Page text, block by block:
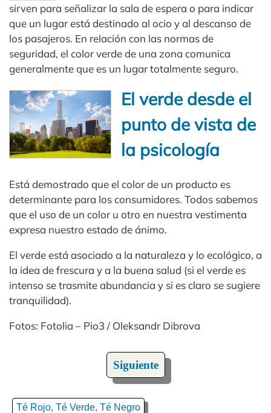
sirven para señalizar la sala de espera o para indicar
que un lugar está destinado al ocio y al descanso de
los pasajeros. En relación con las normas de
seguridad, el color verde de una zona comunica
generalmente que es un lugar totalmente seguro.
El verde desde el
punto de vista de
la psicología
Está demostrado que el color de un producto es
determinante para los consumidores. Todos sabemos
que el uso de un color u otro en nuestra vestimenta
expresa nuestro estado de ánimo.
El verde está asociado a la naturaleza y lo ecológico, a
la idea de frescura y a la buena salud (si el verde es
intenso se trasmite abundancia y si es claro se sugiere
tranquilidad).
Fotos: Fotolia – Pio3 / Oleksandr Dibrova
Siguiente
Té Rojo, Té Verde, Té Negro